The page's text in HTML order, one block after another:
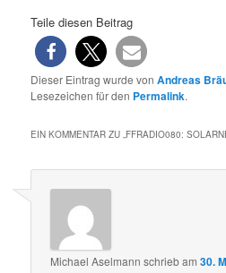
Teile diesen Beitrag
Dieser Eintrag wurde vonAndreas
Lesezeichen für den Permalink.
EIN KOMMENTAR ZU „FFRADIO080:
Michael Aselmann schriebam30.